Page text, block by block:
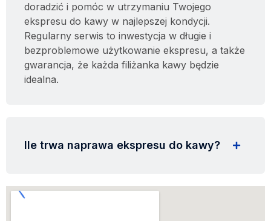
doradzić i pomóc w utrzymaniu Twojego
ekspresu do kawy w najlepszej kondycji.
Regularny serwis to inwestycja w długie i
bezproblemowe użytkowanie ekspresu, a także
gwarancja, że każda filiżanka kawy będzie
idealna.
Ile trwa naprawa ekspresu do kawy?